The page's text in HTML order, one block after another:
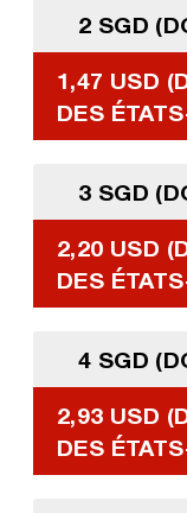
2 SGD
1,47 USD
DES
3 SGD
2,20 USD
DES
4 SGD
2,93 USD
DES